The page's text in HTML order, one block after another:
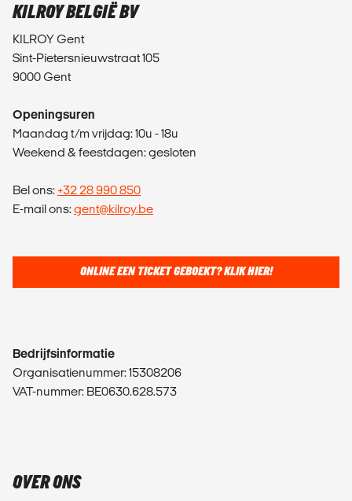
KILROY BELGIË BV
KILROY Gent
Sint-Pietersnieuwstraat 105
9000 Gent
Openingsuren
Maandag t/m vrijdag: 10u - 18u
Weekend & feestdagen: gesloten
Bel ons:+32 28 990 850
E-mail ons:gent@kilroy.be
ONLINE EEN TICKET GEBOEKT? KLIK HIER!
Bedrijfsinformatie
Organisatienummer: 15308206
VAT-nummer: BE0630.628.573
OVER ONS